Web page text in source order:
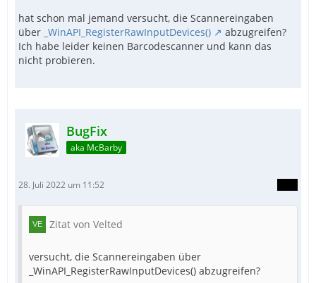
hat schon mal jemand versucht, die Scannereingaben
über _WinAPI_RegisterRawInputDevices()
abzugreifen?
Ich habe leider keinen Barcodescanner und kann das
nicht probieren.
BugFix
aka McBarby
28. Juli 2022 um 11:52
Zitat von Velted
versucht, die Scannereingaben über
_WinAPI_RegisterRawInputDevices() abzugreifen?